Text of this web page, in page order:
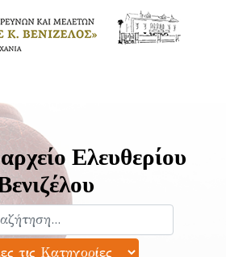
Ελευθερίου